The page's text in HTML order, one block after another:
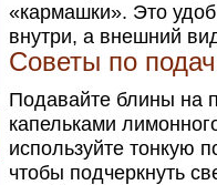
«кармашки». Это
внутри, а внешний
Советы по
Подавайте блины на
капельками
используйте тонкую
чтобы подчеркнуть